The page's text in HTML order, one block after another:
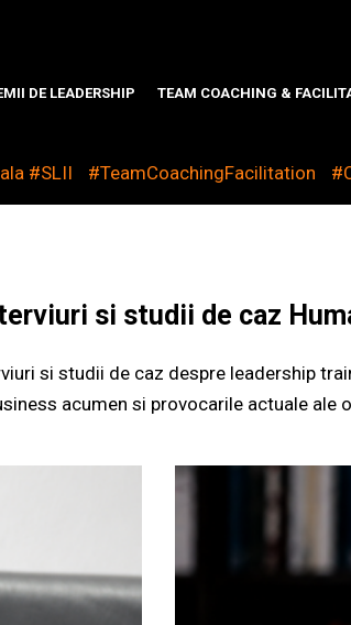
DE LEADERSHIP TEAM COACHING &
#SLII #TeamCoachingFacilitation
si studii de caz
si studii de caz despre leadership
acumen si provocarile actuale ale